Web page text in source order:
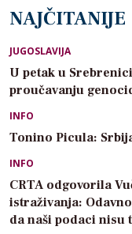
NAJČITANIJE
JUGOSLAVIJA
U petak u
proučavanju
INFO
Tonino Picula:
INFO
CRTA odgovorila
istraživanja:
da naši podaci nisu